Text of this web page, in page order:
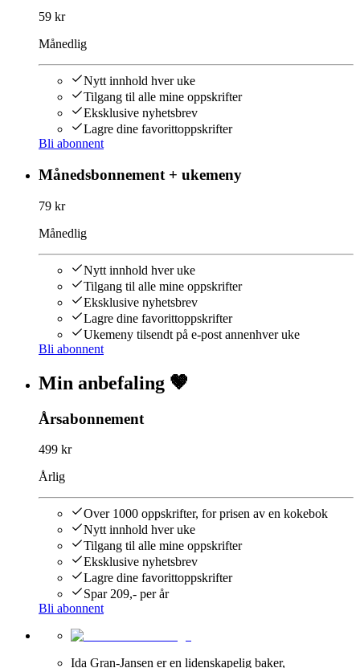
59 kr
Månedlig
Nytt innhold hver uke
Tilgang til alle mine oppskrifter
Eksklusive nyhetsbrev
Lagre dine favorittoppskrifter
Bli abonnent
Månedsbonnement + ukemeny
79 kr
Månedlig
Nytt innhold hver uke
Tilgang til alle mine oppskrifter
Eksklusive nyhetsbrev
Lagre dine favorittoppskrifter
Ukemeny tilsendt på e-post annenhver uke
Bli abonnent
Min anbefaling 🤎
Årsabonnement
499 kr
Årlig
Over 1000 oppskrifter, for prisen av en kokebok
Nytt innhold hver uke
Tilgang til alle mine oppskrifter
Eksklusive nyhetsbrev
Lagre dine favorittoppskrifter
Spar 209,- per år
Bli abonnent
Ida Gran-Jansen er en lidenskapelig baker,